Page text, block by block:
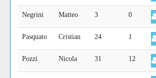
Negrini Matteo 3 0
Pasquato Cristian 24 1
Pozzi Nicola 31 12